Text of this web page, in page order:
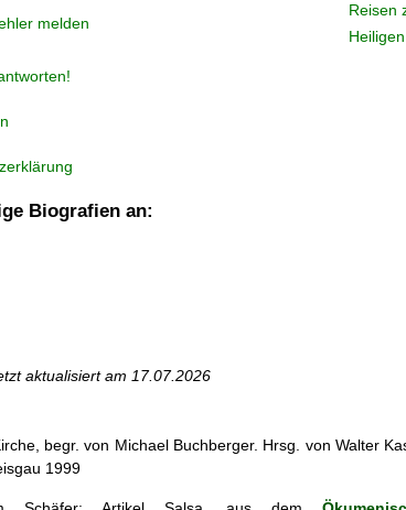
Reisen
melden
Biografien an:
aktualisiert am 17.07.2026
begr. von Michael Buchberger. Hrsg. von Walter
1999